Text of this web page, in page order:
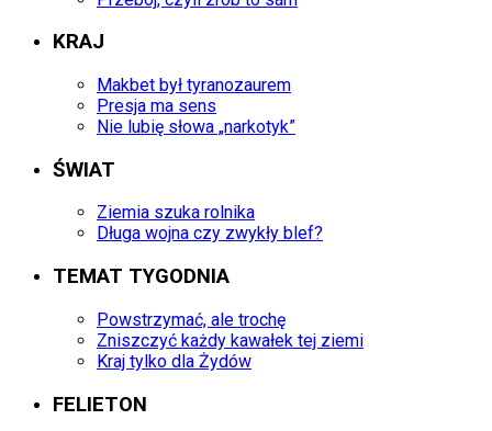
KRAJ
Makbet był tyranozaurem
Presja ma sens
Nie lubię słowa „narkotyk”
ŚWIAT
Ziemia szuka rolnika
Długa wojna czy zwykły blef?
TEMAT TYGODNIA
Powstrzymać, ale trochę
Zniszczyć każdy kawałek tej ziemi
Kraj tylko dla Żydów
FELIETON